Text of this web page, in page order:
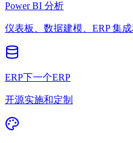
Power BI 分析
仪表板、数据建模、ERP 集成
ERP下一个ERP
开源实施和定制